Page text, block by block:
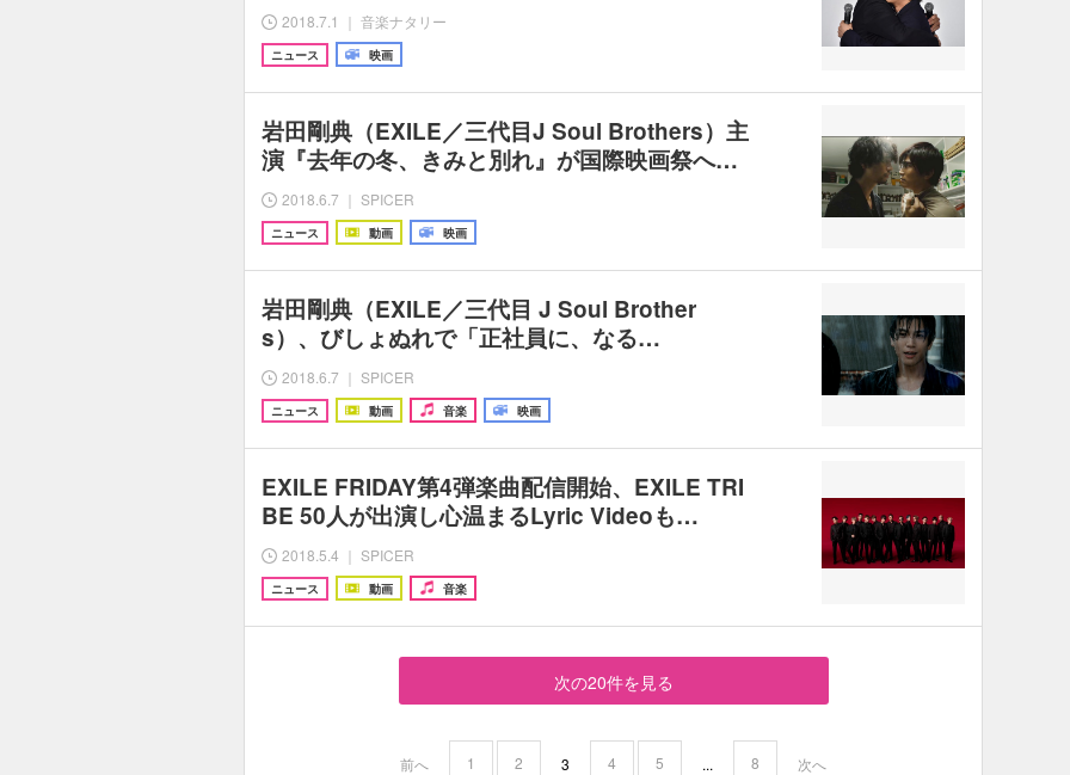
2018.7.1 ｜ 音楽ナタリー
ニュース 映画
岩田剛典（EXILE／三代目J Soul Brothers）主
演『去年の冬、きみと別れ』が国際映画祭へ…
2018.6.7 ｜ SPICER
ニュース 動画 映画
岩田剛典（EXILE／三代目 J Soul Brother
s）、びしょぬれで「正社員に、なる…
2018.6.7 ｜ SPICER
ニュース 動画 音楽 映画
EXILE FRIDAY第4弾楽曲配信開始、EXILE TRI
BE 50人が出演し心温まるLyric Videoも…
2018.5.4 ｜ SPICER
ニュース 動画 音楽
次の20件を見る
前へ 1 2 3 4 5 ... 8 次へ